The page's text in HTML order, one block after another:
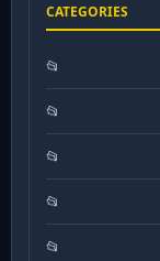
CATEGORIES